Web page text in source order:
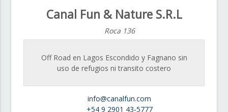
Canal Fun & Nature S.R.L
Roca 136
Off Road en Lagos Escondido y Fagnano sin
uso de refugios ni transito costero
info@canalfun.com
+54 9 2901 43-5777